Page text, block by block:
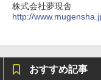
株式会社夢現舎
http://
おすすめ記事